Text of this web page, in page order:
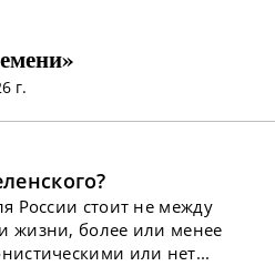
г.
России стоит не между
жизни, более или менее
или нет...